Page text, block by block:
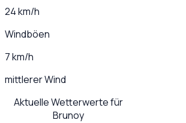
24 km/h
Windböen
7 km/h
mittlerer Wind
Aktuelle Wetterwerte für
Brunoy